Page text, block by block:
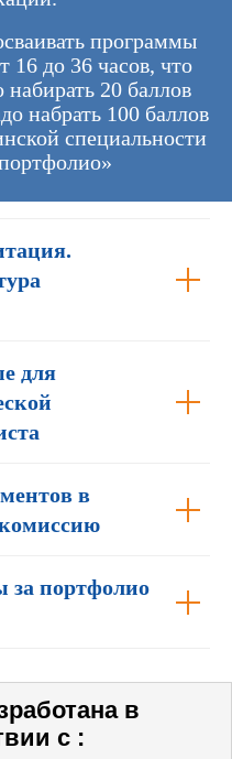
программы
16 до 36 часов, что
20 баллов
набрать 100 баллов
специальности
для
в
за портфолио
в
с :